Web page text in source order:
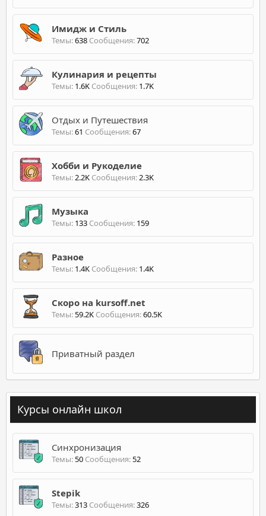
Имидж и Стиль
Темы 638 Сообщения 702
Кулинария и рецепты
Темы 1.6K Сообщения 1.7K
Отдых и Путешествия
Темы 61 Сообщения 67
Хобби и Рукоделие
Темы 2.2K Сообщения 2.3K
Музыка
Темы 133 Сообщения 159
Разное
Темы 1.4K Сообщения 1.4K
Скоро на kursoff.net
Темы 59.2K Сообщения 60.5K
Приватный раздел
Курсы онлайн школ
Синхронизация
Темы 50 Сообщения 52
Stepik
Темы 313 Сообщения 326